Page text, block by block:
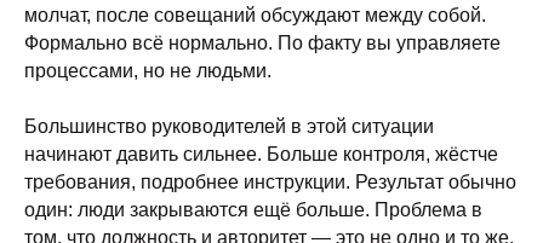
молчат, после совещаний обсуждают между собой.
Формально всё нормально. По факту вы управляете
процессами, но не людьми.
Большинство руководителей в этой ситуации
начинают давить сильнее. Больше контроля, жёстче
требования, подробнее инструкции. Результат обычно
один: люди закрываются ещё больше. Проблема в
том, что должность и авторитет — это не одно и то же.